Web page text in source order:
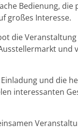
Bedienung,
großes Interesse.
die
und die
interessanten